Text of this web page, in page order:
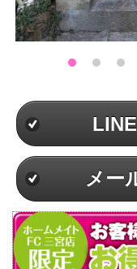
メー